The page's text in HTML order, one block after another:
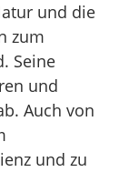
und die
zum
Seine
und
Auch von
und zu